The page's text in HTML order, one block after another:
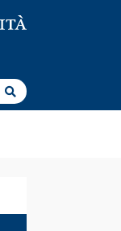
Cerca